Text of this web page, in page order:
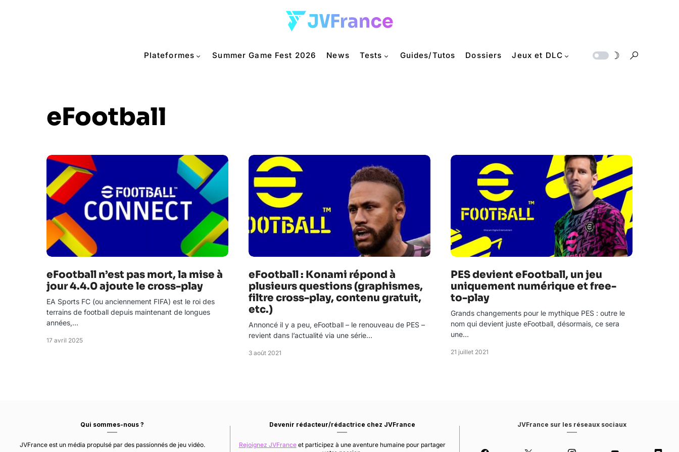
Plateformes Summer Game Fest 2026 News Tests Guides/Tutos Dossiers Jeux et DLC
eFootball
eFootball n’est pas mort, la mise à
jour 4.4.0 ajoute le cross-play
EA Sports FC (ou anciennement FIFA) est le roi des
terrains de football depuis maintenant de longues
années,…
17 avril 2025
eFootball : Konami répond à
plusieurs questions (graphismes,
filtre cross-play, contenu gratuit,
etc.)
Annoncé il y a peu, eFootball – le renouveau de PES –
revient dans l’actualité via une série…
3 août 2021
PES devient eFootball, un jeu
uniquement numérique et free-
to-play
Grands changements pour le mythique PES : outre le
nom qui devient juste eFootball, désormais, ce sera
une…
21 juillet 2021
Qui sommes-nous ?
JVFrance est un média propulsé par des passionnés de jeu vidéo.
Devenir rédacteur/rédactrice chez JVFrance
Rejoignez JVFranceet participez à une aventure humaine pour partager
JVFrance sur les réseaux sociaux